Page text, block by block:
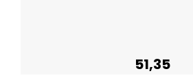
Acheter
51,35